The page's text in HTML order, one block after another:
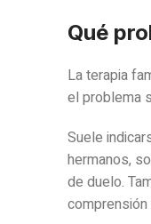
Qué
La terapia
el problema
Suele
hermanos,
de duelo.